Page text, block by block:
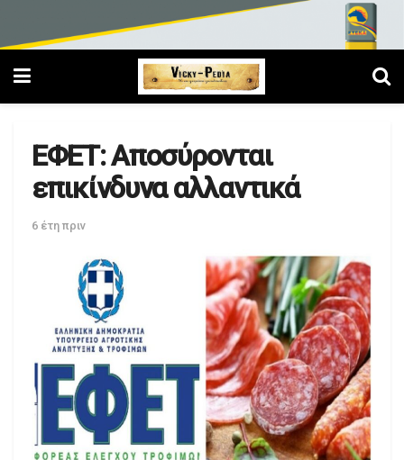
ΕΦΕΤ: Αποσύρονται
επικίνδυνα αλλαντικά
6 έτη πριν